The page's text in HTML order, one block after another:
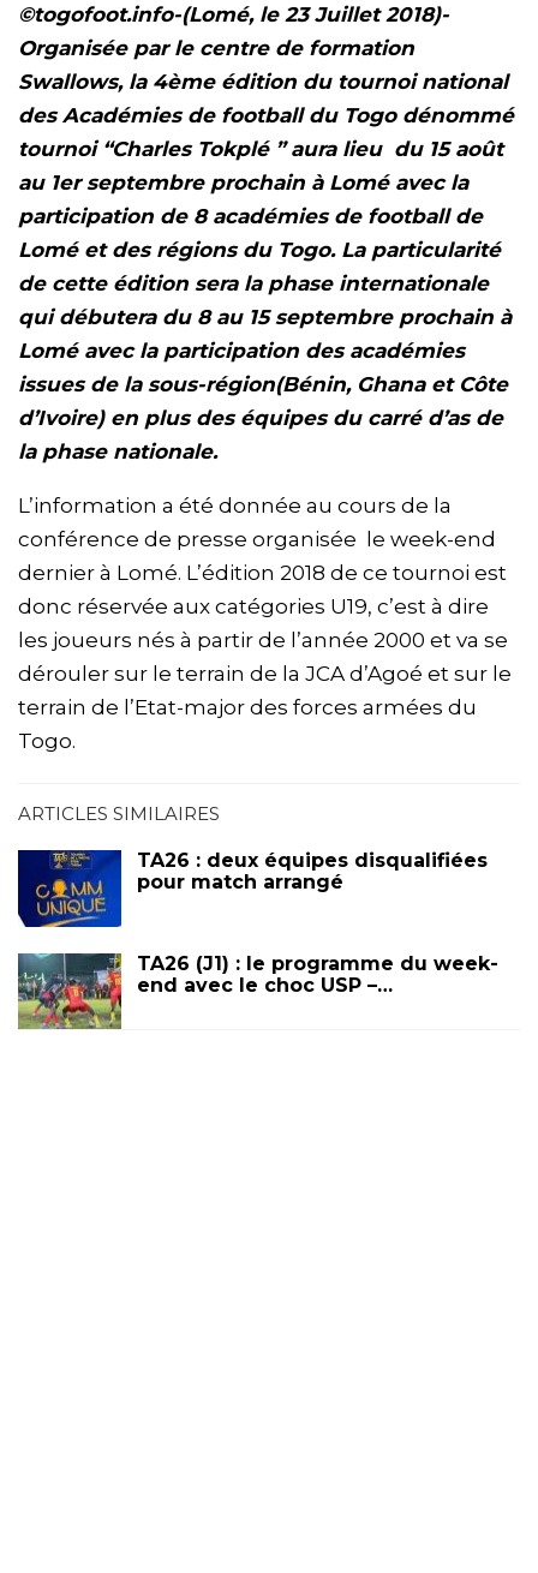
©togofoot.info-(Lomé, le 23 Juillet 2018)-
Organisée par le centre de formation
Swallows, la 4ème édition du tournoi national
des Académies de football du Togo dénommé
tournoi “Charles Tokplé ” aura lieu du 15 août
au 1er septembre prochain à Lomé avec la
participation de 8 académies de football de
Lomé et des régions du Togo. La particularité
de cette édition sera la phase internationale
qui débutera du 8 au 15 septembre prochain à
Lomé avec la participation des académies
issues de la sous-région(Bénin, Ghana et Côte
d’Ivoire) en plus des équipes du carré d’as de
la phase nationale.
L’information a été donnée au cours de la
conférence de presse organisée le week-end
dernier à Lomé. L’édition 2018 de ce tournoi est
donc réservée aux catégories U19, c’est à dire
les joueurs nés à partir de l’année 2000 et va se
dérouler sur le terrain de la JCA d’Agoé et sur le
terrain de l’Etat-major des forces armées du
Togo.
ARTICLES SIMILAIRES
TA26 : deux équipes disqualifiées
pour match arrangé
TA26 (J1) : le programme du week-
end avec le choc USP –…